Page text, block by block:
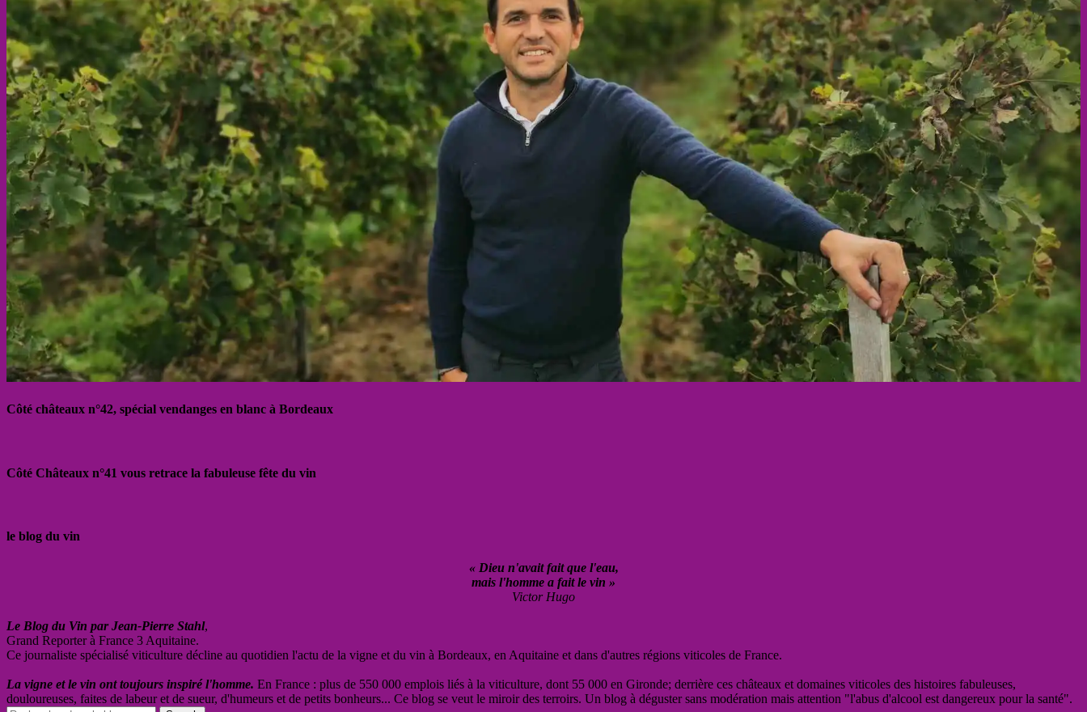
Côté châteaux n°42, spécial vendanges en blanc à Bordeaux
Côté Châteaux n°41 vous retrace la fabuleuse fête du vin
le blog du vin
« Dieu n'avait fait que l'eau,
mais l'homme a fait le vin »
Victor Hugo
Le Blog du Vin par Jean-Pierre Stahl,
Grand Reporter à France 3 Aquitaine.
Ce journaliste spécialisé viticulture décline au quotidien l'actu de la vigne et du vin à Bordeaux, en Aquitaine et dans d'autres régions viticoles de France.
La vigne et le vin ont toujours inspiré l'homme. En France : plus de 550 000 emplois liés à la viticulture, dont 55 000 en Gironde; derrière ces châteaux et domaines viticoles des histoires fabuleuses,
douloureuses, faites de labeur et de sueur, d'humeurs et de petits bonheurs... Ce blog se veut le miroir des terroirs. Un blog à déguster sans modération mais attention "l'abus d'alcool est dangereux pour la santé".